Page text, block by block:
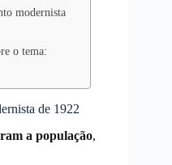
modernista
o tema:
de 1922
a população,